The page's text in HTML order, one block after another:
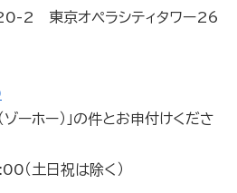
2 東京オペラシティタワー26
ーホー）」の件とお申付けくださ
（土日祝は除く）